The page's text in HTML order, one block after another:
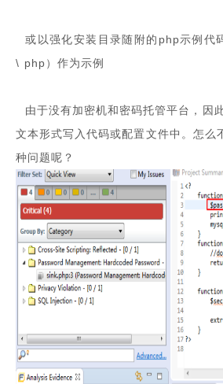
或以强化安装目录随附的php示例代
\ php）作为示例
由于没有加密机和密码托管平台，因
文本形式写入代码或配置文件中。怎
种问题呢？